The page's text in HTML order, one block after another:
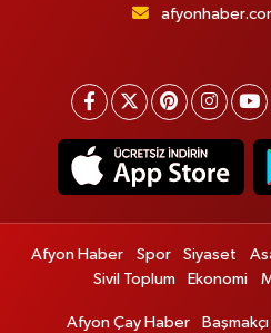
Afyon Haber Spor Siyaset
Sivil Toplum
Ekonomi
Afyon Çay Haber